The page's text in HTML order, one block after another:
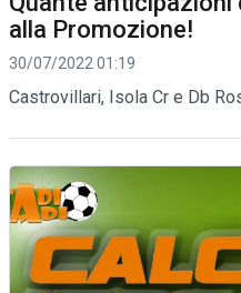
alla Promozione!
30/07/2022 01:19
Castrovillari, Isola Cr e Db